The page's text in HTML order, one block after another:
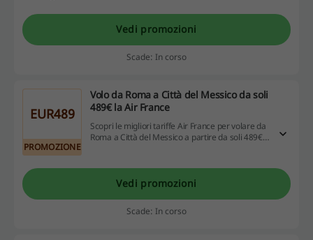
Vedi promozioni
Scade: In corso
EUR489
PROMOZIONE
Volo da Roma a Città del Messico da soli
489€ la Air France
Scopri le migliori tariffe Air France per volare da
Roma a Città del Messico a partire da soli 489€.
risparmiando!
Vedi promozioni
Scade: In corso